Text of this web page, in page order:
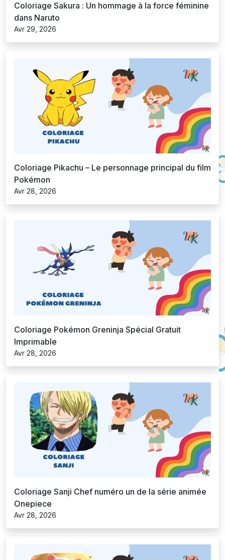
Coloriage Sakura : Un hommage à la force féminine
dans Naruto
Avr 29, 2026
Coloriage Pikachu – Le personnage principal du film
Pokémon
Avr 28, 2026
Coloriage Pokémon Greninja Spécial Gratuit
Imprimable
Avr 28, 2026
Coloriage Sanji Chef numéro un de la série animée
Onepiece
Avr 28, 2026